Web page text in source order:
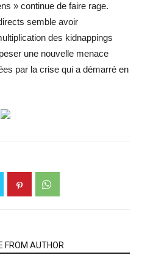
» continue de faire rage.
semble avoir
des kidnappings
une nouvelle menace
par la crise qui a démarré en
FROM AUTHOR